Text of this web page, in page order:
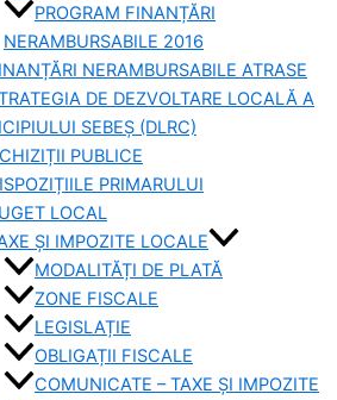
PROGRAM FINANȚĂRI
NERAMBURSABILE 2016
NERAMBURSABILE ATRASE
DE DEZVOLTARE LOCALĂ A
SEBEȘ (DLRC)
PUBLICE
PRIMARULUI
LOCAL
ȘI IMPOZITE LOCALE
MODALITĂȚI DE PLATĂ
ZONE FISCALE
LEGISLAȚIE
OBLIGAȚII FISCALE
COMUNICATE – TAXE ȘI IMPOZITE